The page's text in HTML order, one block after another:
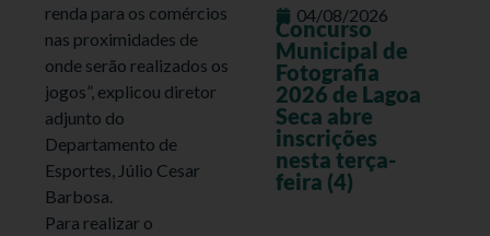
renda para os comércios
nas proximidades de
onde serão realizados os
jogos”, explicou diretor
adjunto do
Departamento de
Esportes, Júlio Cesar
Barbosa.
Para realizar o
04/08/2026
Concurso
Municipal de
Fotografia
2026 de Lagoa
Seca abre
inscrições
nesta terça-
feira (4)